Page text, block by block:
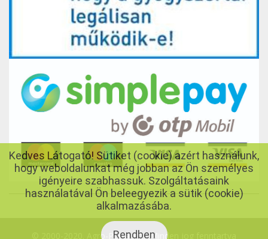
© 2000-2020. Agro-Porta Kft., Minden jog fenntartva
Kedves Látogató! Sütiket (cookie) azért használunk,
hogy weboldalunkat még jobban az Ön személyes
igényeire szabhassuk. Szolgáltatásaink
használatával Ön beleegyezik a sütik (cookie)
alkalmazásába.
Rendben